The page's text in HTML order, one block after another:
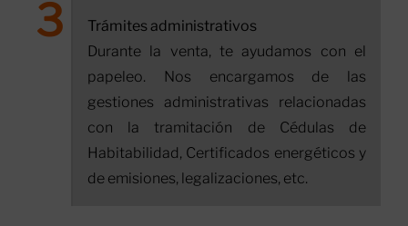
Trámites administrativos
Durante la venta, te ayudamos con el
papeleo. Nos encargamos de las
gestiones administrativas relacionadas
con la tramitación de Cédulas de
Habitabilidad, Certificados energéticos y
de emisiones, legalizaciones, etc.